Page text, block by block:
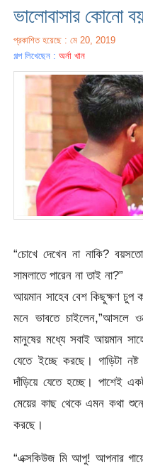
ভালোবাসার কোনো
প্রকাশিত হয়েছে : মে 20, 2019
গল্প লিখেছেন :অর্না খান
“চোখে দেখেন না নাকি?
সামলাতে পারেন না তাই না?”
আয়মান সাহেব বেশ কিছুক্ষণ চুপ
মনে ভাবতে চাইলেন,”আসলে
মানুষের মধ্যে সবাই আয়মান
যেতে ইচ্ছে করছে। গাড়িটা
দাঁড়িয়ে যেতে হচ্ছে। পাশেই
মেয়ের কাছ থেকে এমন কথা শুনে
করছে।
“এক্সকিউজ মি আপু! আপনার